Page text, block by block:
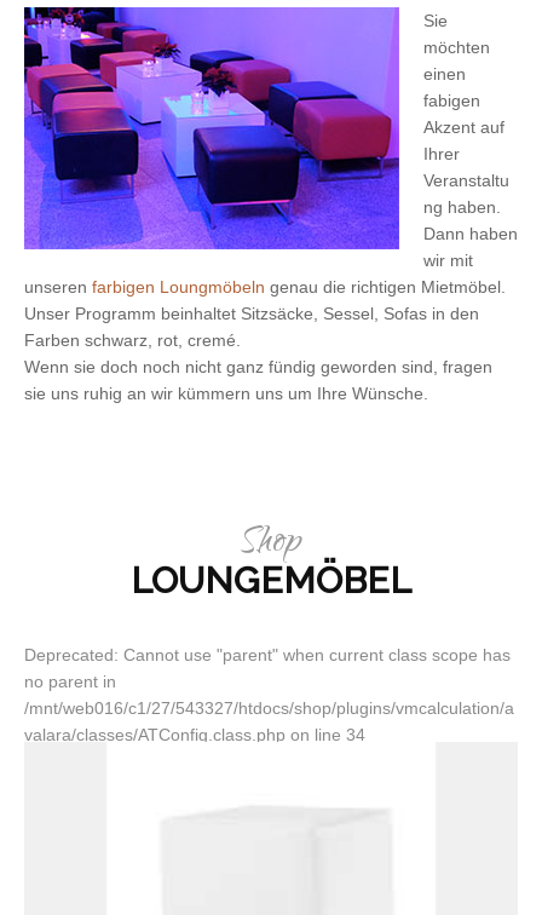
Sie
möchten
einen
fabigen
Akzent auf
Ihrer
Veranstaltu
ng haben.
Dann haben
wir mit
unseren farbigen Loungmöbeln genau die richtigen Mietmöbel.
Unser Programm beinhaltet Sitzsäcke, Sessel, Sofas in den
Farben schwarz, rot, cremé.
Wenn sie doch noch nicht ganz fündig geworden sind, fragen
sie uns ruhig an wir kümmern uns um Ihre Wünsche.
Shop
LOUNGEMÖBEL
Deprecated: Cannot use "parent" when current class scope has
no parent in
/mnt/web016/c1/27/543327/htdocs/shop/plugins/vmcalculation/a
valara/classes/ATConfig.class.php on line 34